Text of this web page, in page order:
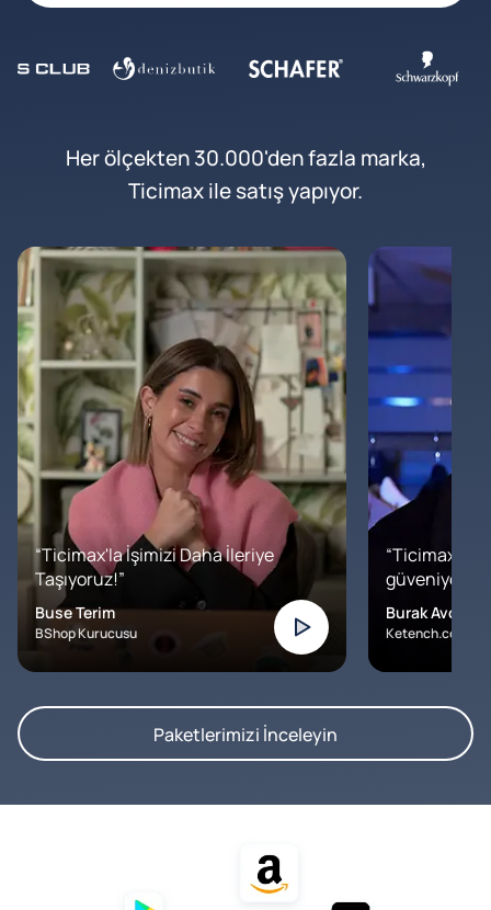
Her ölçekten 30.000'den fazla marka,
Ticimax ile satış yapıyor.
“Ticimax'la İşimizi Daha İleriye
Taşıyoruz!”
Buse Terim
BShop Kurucusu
“Ticimax'a
Burak Avcılar
Ketench.com –
Paketlerimizi İnceleyin